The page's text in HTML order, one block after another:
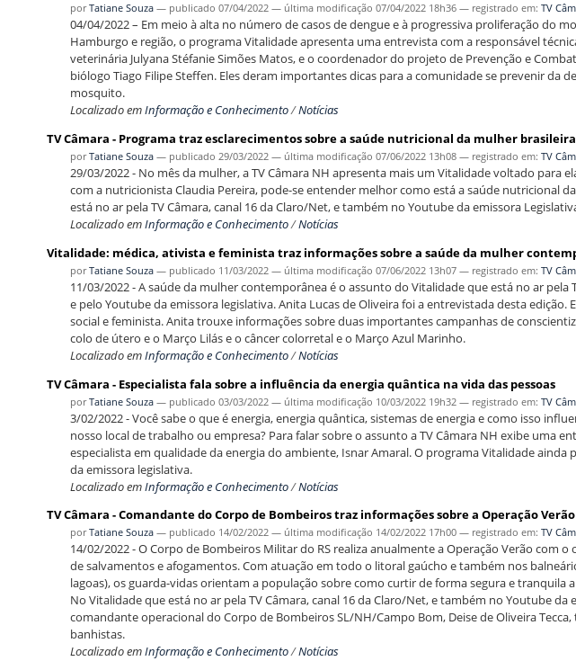
porTatiane Souza — publicado 07/04/2022 — última modificação 07/04/2022 18h36 — registrado em: TV
04/04/2022 – Em meio à alta no número de casos de dengue e à progressiva proliferação do
Hamburgo e região, o programa Vitalidade apresenta uma entrevista com a responsável
veterinária Julyana Stéfanie Simões Matos, e o coordenador do projeto de Prevenção e
biólogo Tiago Filipe Steffen. Eles deram importantes dicas para a comunidade se prevenir da
mosquito.
Localizado emInformação e Conhecimento/Notícias
TV Câmara - Programa traz esclarecimentos sobre a saúde nutricional da mulher brasileira
porTatiane Souza — publicado 29/03/2022 — última modificação 07/06/2022 13h08 — registrado em: TV
29/03/2022 - No mês da mulher, a TV Câmara NH apresenta mais um Vitalidade voltado para
com a nutricionista Claudia Pereira, pode-se entender melhor como está a saúde nutricional
está no ar pela TV Câmara, canal 16 da Claro/Net, e também no Youtube da emissora
Localizado emInformação e Conhecimento/Notícias
Vitalidade: médica, ativista e feminista traz informações sobre a saúde da mulher
porTatiane Souza — publicado 11/03/2022 — última modificação 07/06/2022 13h07 — registrado em: TV
11/03/2022 - A saúde da mulher contemporânea é o assunto do Vitalidade que está no ar pela
e pelo Youtube da emissora legislativa. Anita Lucas de Oliveira foi a entrevistada desta edição.
social e feminista. Anita trouxe informações sobre duas importantes campanhas de
colo de útero e o Março Lilás e o câncer colorretal e o Março Azul Marinho.
Localizado emInformação e Conhecimento/Notícias
TV Câmara - Especialista fala sobre a influência da energia quântica na vida das pessoas
porTatiane Souza — publicado 03/03/2022 — última modificação 10/03/2022 19h32 — registrado em: TV
3/02/2022 - Você sabe o que é energia, energia quântica, sistemas de energia e como isso
nosso local de trabalho ou empresa? Para falar sobre o assunto a TV Câmara NH exibe uma
especialista em qualidade da energia do ambiente, Isnar Amaral. O programa Vitalidade ainda
da emissora legislativa.
Localizado emInformação e Conhecimento/Notícias
TV Câmara - Comandante do Corpo de Bombeiros traz informações sobre a Operação Verão
porTatiane Souza — publicado 14/02/2022 — última modificação 14/02/2022 17h00 — registrado em: TV
14/02/2022 - O Corpo de Bombeiros Militar do RS realiza anualmente a Operação Verão com
de salvamentos e afogamentos. Com atuação em todo o litoral gaúcho e também nos
lagoas), os guarda-vidas orientam a população sobre como curtir de forma segura e tranquila
No Vitalidade que está no ar pela TV Câmara, canal 16 da Claro/Net, e também no Youtube da
comandante operacional do Corpo de Bombeiros SL/NH/Campo Bom, Deise de Oliveira
banhistas.
Localizado emInformação e Conhecimento/Notícias